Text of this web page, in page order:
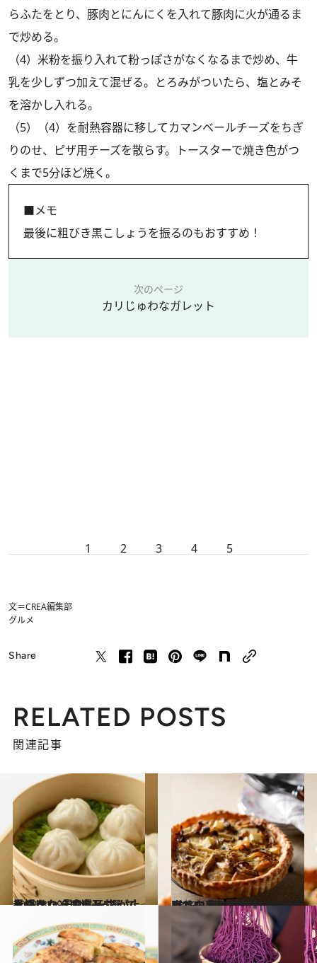
らふたをとり、豚肉とにんにくを入れて豚肉に火が通るま
で炒める。
（4）米粉を振り入れて粉っぽさがなくなるまで炒め、牛
乳を少しずつ加えて混ぜる。とろみがついたら、塩とみそ
を溶かし入れる。
（5）（4）を耐熱容器に移してカマンベールチーズをちぎ
りのせ、ピザ用チーズを散らす。トースターで焼き色がつ
くまで5分ほど焼く。
■メモ
最後に粗びき黒こしょうを振るのもおすすめ！
次のページ
カリじゅわなガレット
1 2 3 4 5
文＝CREA編集部
グルメ
Share
RELATED POSTS
関連記事
2021.3.19
大好きな「成城石井」で見つけた デリシャスが止まらない冷凍食品5選
グルメ 2023.11.16
【谷口ももよの“一日一薬膳”】 「疲労を感じたら鰻より山芋」 女は山芋と仲良くなるべし
ビューティ＆ヘルス